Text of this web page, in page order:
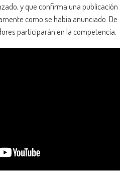
y que confirma una publicación
como se había anunciado. De
participarán en la competencia.